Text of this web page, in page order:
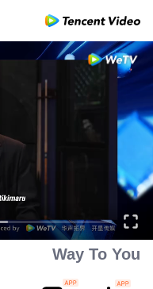
Way To You